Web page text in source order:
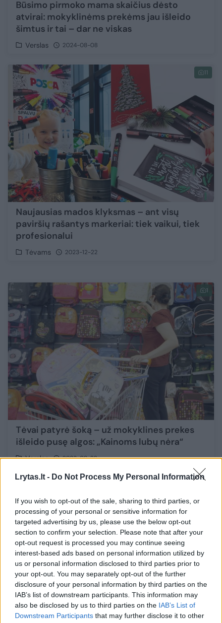
Lrytas.lt - Do Not Process My Personal Information
If you wish to opt-out of the sale, sharing to third parties, or
processing of your personal or sensitive information for
targeted advertising by us, please use the below opt-out
section to confirm your selection. Please note that after your
opt-out request is processed you may continue seeing
interest-based ads based on personal information utilized by
us or personal information disclosed to third parties prior to
your opt-out. You may separately opt-out of the further
disclosure of your personal information by third parties on the
IAB’s list of downstream participants. This information may
also be disclosed by us to third parties on the IAB’s List of
Downstream Participants that may further disclose it to other
Būsimo pirmoko mama skaičius dėsto
atvirai: mokyklinėms prekėms jau išleido
šimtus ir tai – dar ne viskas
Verslas 2024-08-08
11
Naujausias mados klyksmas – ant visų
paviršių rašantys markeriai: tiek vaikui, tiek
profesionalui
Tėvams 2023-12-22
1
Tėvai patyrė šoką – už mokyklines prekes
išleido pusę algos: „Kainoms lubų nėra“
Verslas 2023-08-23